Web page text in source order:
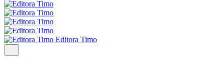
Editora Timo